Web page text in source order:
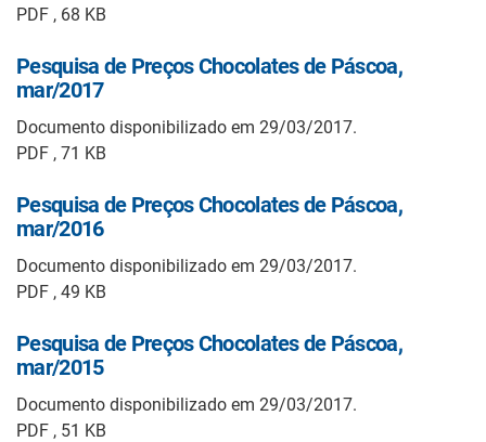
PDF , 68 KB
Pesquisa de Preços Chocolates de Páscoa,
mar/2017
Documento disponibilizado em 29/03/2017.
PDF , 71 KB
Pesquisa de Preços Chocolates de Páscoa,
mar/2016
Documento disponibilizado em 29/03/2017.
PDF , 49 KB
Pesquisa de Preços Chocolates de Páscoa,
mar/2015
Documento disponibilizado em 29/03/2017.
PDF , 51 KB